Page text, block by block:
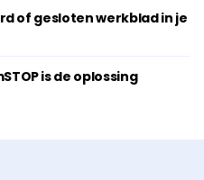
of gesloten werkblad in je
is de oplossing